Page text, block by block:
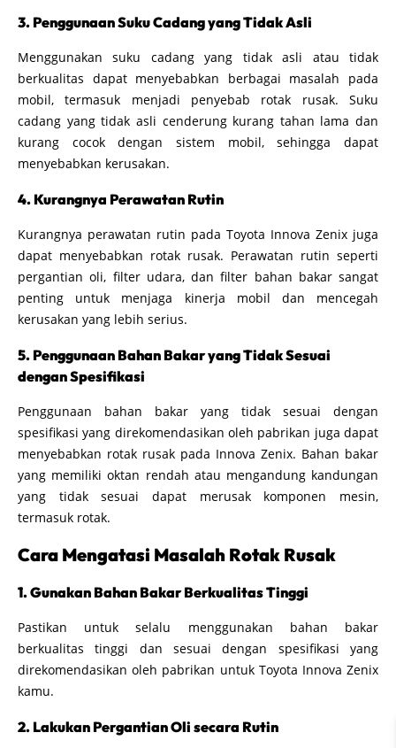
3. Penggunaan Suku Cadang yang Tidak Asli
Menggunakan suku cadang yang tidak asli atau tidak
berkualitas dapat menyebabkan berbagai masalah pada
mobil, termasuk menjadi penyebab rotak rusak. Suku
cadang yang tidak asli cenderung kurang tahan lama dan
kurang cocok dengan sistem mobil, sehingga dapat
menyebabkan kerusakan.
4. Kurangnya Perawatan Rutin
Kurangnya perawatan rutin pada Toyota Innova Zenix juga
dapat menyebabkan rotak rusak. Perawatan rutin seperti
pergantian oli, filter udara, dan filter bahan bakar sangat
penting untuk menjaga kinerja mobil dan mencegah
kerusakan yang lebih serius.
5. Penggunaan Bahan Bakar yang Tidak Sesuai
dengan Spesifikasi
Penggunaan bahan bakar yang tidak sesuai dengan
spesifikasi yang direkomendasikan oleh pabrikan juga dapat
menyebabkan rotak rusak pada Innova Zenix. Bahan bakar
yang memiliki oktan rendah atau mengandung kandungan
yang tidak sesuai dapat merusak komponen mesin,
termasuk rotak.
Cara Mengatasi Masalah Rotak Rusak
1. Gunakan Bahan Bakar Berkualitas Tinggi
Pastikan untuk selalu menggunakan bahan bakar
berkualitas tinggi dan sesuai dengan spesifikasi yang
direkomendasikan oleh pabrikan untuk Toyota Innova Zenix
kamu.
2. Lakukan Pergantian Oli secara Rutin